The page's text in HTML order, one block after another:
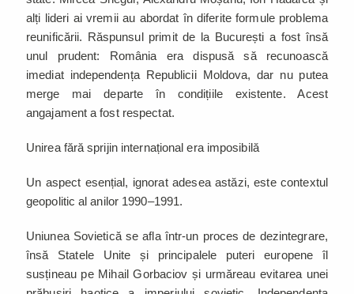
alți lideri ai vremii au abordat în diferite formule problema
reunificării. Răspunsul primit de la București a fost însă
unul prudent: România era dispusă să recunoască
imediat independența Republicii Moldova, dar nu putea
merge mai departe în condițiile existente. Acest
angajament a fost respectat.
Unirea fără sprijin internațional era imposibilă
Un aspect esențial, ignorat adesea astăzi, este contextul
geopolitic al anilor 1990–1991.
Uniunea Sovietică se afla într-un proces de dezintegrare,
însă Statele Unite și principalele puteri europene îl
susțineau pe Mihail Gorbaciov și urmăreau evitarea unei